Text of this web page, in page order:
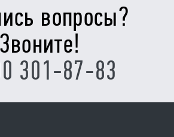
вопросы?
Звоните!
301-87-83